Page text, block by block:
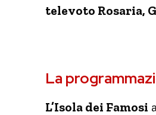
televoto Rosaria,
La
L’Isola dei Famosi